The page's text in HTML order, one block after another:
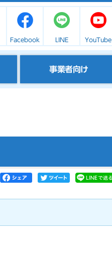
Facebook LINE YouTube
事業者向け